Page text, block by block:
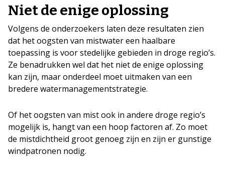
Niet de enige oplossing
Volgens de onderzoekers laten deze resultaten zien
dat het oogsten van mistwater een haalbare
toepassing is voor stedelijke gebieden in droge regio’s.
Ze benadrukken wel dat het niet de enige oplossing
kan zijn, maar onderdeel moet uitmaken van een
bredere watermanagementstrategie.
Of het oogsten van mist ook in andere droge regio’s
mogelijk is, hangt van een hoop factoren af. Zo moet
de mistdichtheid groot genoeg zijn en zijn er gunstige
windpatronen nodig.